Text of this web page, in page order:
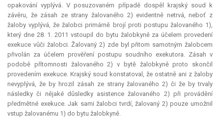
opakování vyplývá. V posuzovaném případě dospěl krajský soud k
závěru, že zásah ze strany žalovaného 2) evidentně netrvá, neboť z
žaloby vyplývá, že žalobci primárně brojí proti postupu žalovaného 1),
který dne 28. 1. 2011 vstoupil do bytu žalobkyně za účelem provedení
exekuce vůči žalobci. Žalovaný 2) zde byl přitom samotným žalobcem
přivolán za účelem prověření postupu soudního exekutora. Zásah v
podobě přítomnosti žalovaného 2) v bytě žalobkyně proto skončil
provedením exekuce. Krajský soud konstatoval, že ostatně ani z žaloby
nevyplývá, že by hrozil zásah ze strany žalovaného 2) či že by trvaly
následky či nějaké důsledky asistence žalovaného 2) při provádění
předmětné exekuce. Jak sami žalobci tvrdí, žalovaný 2) pouze umožnil
vstup žalovanému 1) do bytu žalobkyně.